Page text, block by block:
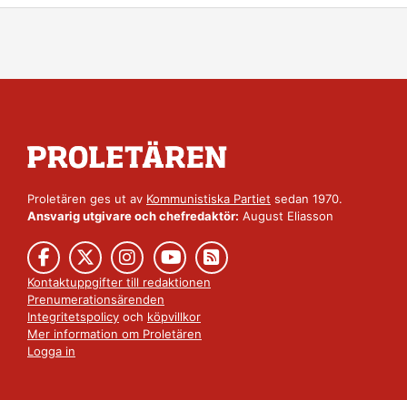
Proletären ges ut av Kommunistiska Partiet sedan 1970.
Ansvarig utgivare och chefredaktör: August Eliasson
Kontaktuppgifter till redaktionen
Prenumerationsärenden
Integritetspolicy och köpvillkor
Mer information om Proletären
Logga in